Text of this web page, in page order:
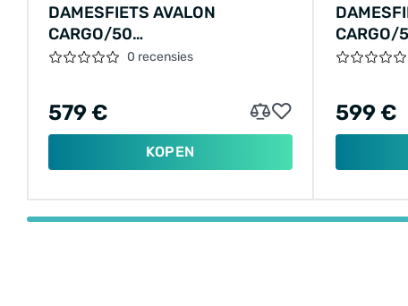
DAMESFIETS AVALON
CARGO/50
CM/MATBLAUW/F641
0 recensies
579 €
KOPEN
CARGO/
CM/
599 €